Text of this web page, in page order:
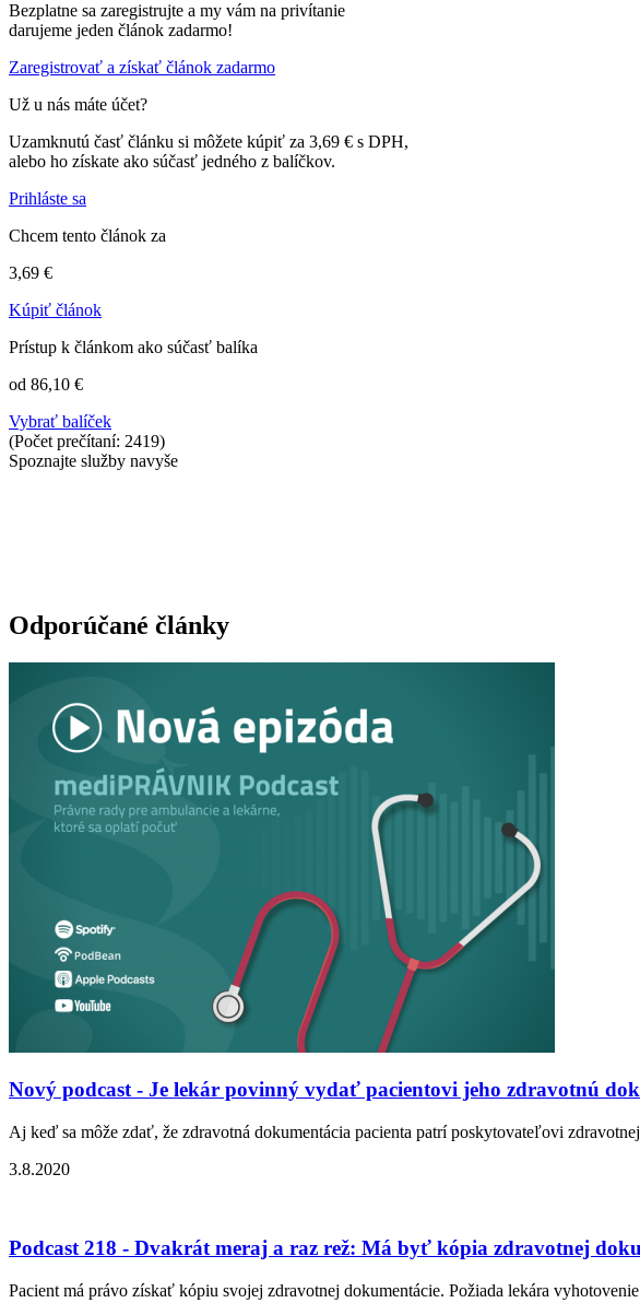
Bezplatne sa zaregistrujte a my vám na privítanie
darujeme jeden článok zadarmo!
Zaregistrovať a získať článok zadarmo
Už u nás máte účet?
Uzamknutú časť článku si môžete kúpiť za 3,69 € s DPH,
alebo ho získate ako súčasť jedného z balíčkov.
Prihláste sa
Chcem tento článok za
3,69 €
Kúpiť článok
Prístup k článkom ako súčasť balíka
od 86,10 €
Vybrať balíček
(Počet prečítaní: 2419)
Spoznajte služby navyše
Odporúčané články
Nový podcast - Je lekár povinný vydať pacientovi jeho zdravotnú
Aj keď sa môže zdať, že zdravotná dokumentácia pacienta patrí poskytovateľovi
3.8.2020
Podcast 218 - Dvakrát meraj a raz rež: Má byť kópia zdravotnej
Pacient má právo získať kópiu svojej zdravotnej dokumentácie. Požiada lekára